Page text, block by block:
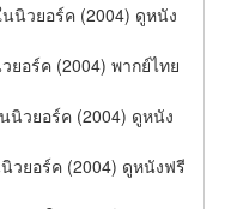
นิวยอร์ค (2004) ดูหนัง
อร์ค (2004) พากย์ไทย
นิวยอร์ค (2004) ดูหนัง
วยอร์ค (2004) ดูหนังฟรี